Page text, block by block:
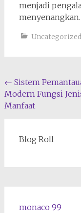
menjadi
menyenangkan.
Uncategorized
Navigasi
pos
← Sistem
Modern Fungsi
Manfaat
Blog Roll
monaco 99